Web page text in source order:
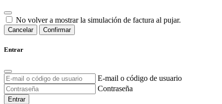
No volver a mostrar la simulación de factura al pujar.
Cancelar Confirmar
Entrar
E-mail o código de usuario
Contraseña
Entrar